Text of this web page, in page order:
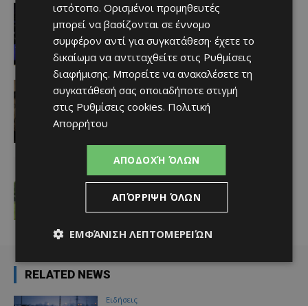
Αθλητικά - Επικαιρότητα
«Ένα ακόμη σημαντικό βήμα στην
υλοποίηση του οράματος του
Συλλόγου για τη νέα γενιά»
Afentiko - 06/08/2026
Ειδήσεις
ΧΙΡΟΣΙΜΑ 06/08/1945 ώρα 08:15 –
Ένα λεπτό που δεν τελείωσε ποτέ
Afentiko
ΑΕΛ
ΑΕΛίστας ο Καφού
RELATED NEWS
Ειδήσεις
ιστότοπο. Ορισμένοι προμηθευτές
μπορεί να βασίζονται σε έννομο
συμφέρον αντί για συγκατάθεση· έχετε το
δικαίωμα να αντιταχθείτε στις Ρυθμίσεις
διαφήμισης. Μπορείτε να ανακαλέσετε τη
συγκατάθεσή σας οποιαδήποτε στιγμή
στις Ρυθμίσεις cookies. Πολιτική
Απορρήτου
ΑΠΟΔΟΧΉ ΌΛΩΝ
ΑΠΌΡΡΙΨΗ ΌΛΩΝ
ΕΜΦΆΝΙΣΗ ΛΕΠΤΟΜΕΡΕΙΏΝ